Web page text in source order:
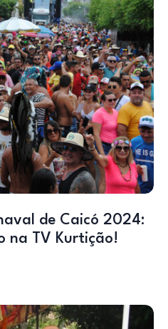
de Caicó 2024:
na TV Kurtição!